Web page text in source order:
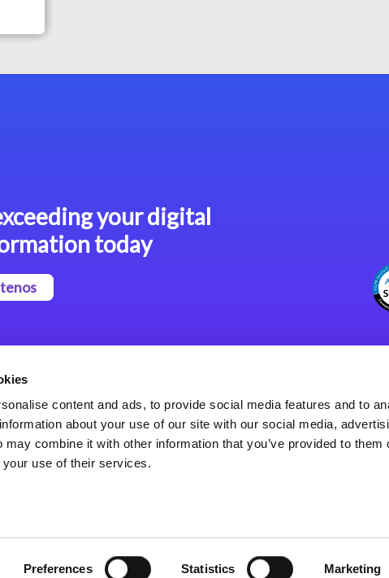
content and ads, to provide social media features and to
about your use of our site with our social media,
combine it with other information that you’ve provided to them
use of their services.
Preferences Statistics Marketing
your digital
today
Marco de Aplicaciones Web
de Magic xpa
Acerca de Magic
Oficinas Internacionales
Políticas de Privacidad